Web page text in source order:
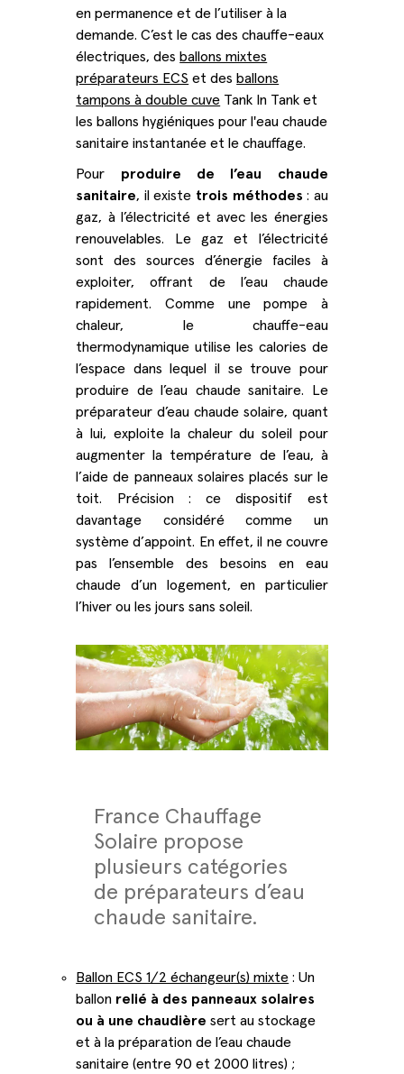
en permanence et de l’utiliser à la
demande. C’est le cas des chauffe-eaux
électriques, des ballons mixtes
préparateurs ECS et des ballons
tampons à double cuve Tank In Tank et
les ballons hygiéniques pour l'eau chaude
sanitaire instantanée et le chauffage.
Pour produire de l’eau chaude
sanitaire, il existe trois méthodes : au
gaz, à l’électricité et avec les énergies
renouvelables. Le gaz et l’électricité
sont des sources d’énergie faciles à
exploiter, offrant de l’eau chaude
rapidement. Comme une pompe à
chaleur, le chauffe-eau
thermodynamique utilise les calories de
l’espace dans lequel il se trouve pour
produire de l’eau chaude sanitaire. Le
préparateur d’eau chaude solaire, quant
à lui, exploite la chaleur du soleil pour
augmenter la température de l’eau, à
l’aide de panneaux solaires placés sur le
toit. Précision : ce dispositif est
davantage considéré comme un
système d’appoint. En effet, il ne couvre
pas l’ensemble des besoins en eau
chaude d’un logement, en particulier
l’hiver ou les jours sans soleil.
France Chauffage
Solaire propose
plusieurs catégories
de préparateurs d’eau
chaude sanitaire.
Ballon ECS 1/2 échangeur(s) mixte : Un
ballon relié à des panneaux solaires
ou à une chaudière sert au stockage
et à la préparation de l’eau chaude
sanitaire (entre 90 et 2000 litres) ;